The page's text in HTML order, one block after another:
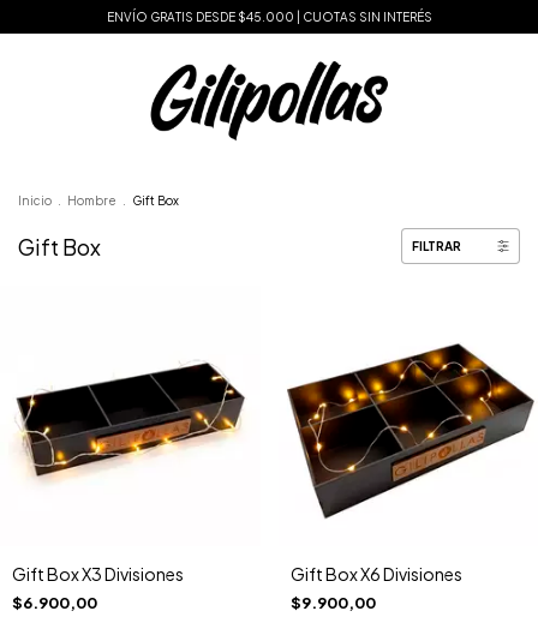
ENVÍO GRATIS DESDE $45.000 | CUOTAS SIN INTERÉS
Inicio Hombre Gift Box
Gift Box FILTRAR
Gift Box X3 Divisiones
$6.900,00
Gift Box X6 Divisiones
$9.900,00